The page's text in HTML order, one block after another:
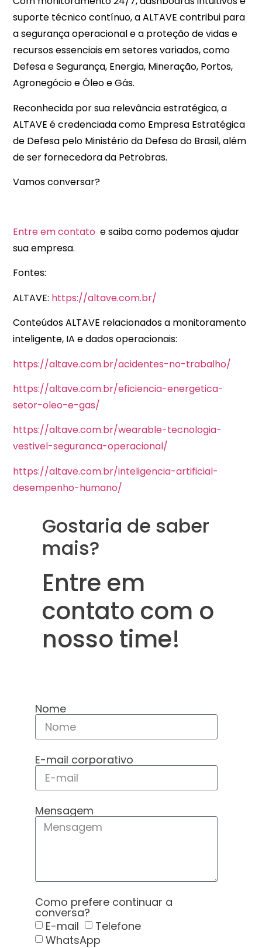
suporte técnico contínuo, a ALTAVE contribui para
a segurança operacional e a proteção de vidas e
recursos essenciais em setores variados, como
Defesa e Segurança, Energia, Mineração, Portos,
Agronegócio e Óleo e Gás.
Reconhecida por sua relevância estratégica, a
ALTAVE é credenciada como Empresa Estratégica
de Defesa pelo Ministério da Defesa do Brasil, além
de ser fornecedora da Petrobras.
Vamos conversar?
Entre em contato e saiba como podemos ajudar
sua empresa.
Fontes:
ALTAVE: https://altave.com.br/
Conteúdos ALTAVE relacionados a monitoramento
inteligente, IA e dados operacionais:
https://altave.com.br/acidentes-no-trabalho/
https://altave.com.br/eficiencia-energetica-
setor-oleo-e-gas/
https://altave.com.br/wearable-tecnologia-
vestivel-seguranca-operacional/
https://altave.com.br/inteligencia-artificial-
desempenho-humano/
Gostaria de saber
mais?
Entre em
contato com o
nosso time!
Nome
E-mail corporativo
Mensagem
Como prefere continuar a
conversa?
E-mail
Telefone
WhatsApp